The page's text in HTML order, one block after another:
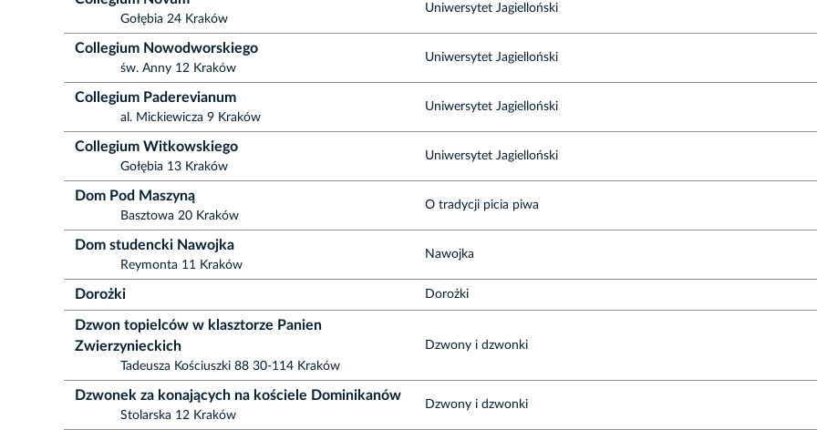
Gołębia 24 Kraków
Uniwersytet Jagielloński
Collegium Nowodworskiego
św. Anny 12 Kraków
Uniwersytet Jagielloński
Collegium Paderevianum
al. Mickiewicza 9 Kraków
Uniwersytet Jagielloński
Collegium Witkowskiego
Gołębia 13 Kraków
Uniwersytet Jagielloński
Dom Pod Maszyną
Basztowa 20 Kraków
O tradycji picia piwa
Dom studencki Nawojka
Reymonta 11 Kraków
Nawojka
Dorożki Dorożki
Dzwon topielców w klasztorze Panien
Zwierzynieckich
Tadeusza Kościuszki 88 30-114 Kraków
Dzwony i dzwonki
Dzwonek za konających na kościele Dominikanów
Stolarska 12 Kraków
Dzwony i dzwonki